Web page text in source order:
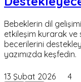
Bebeklerin dil
etkileşim kurarak ve
becerilerini
yazımızda keşfedin.
13 Şubat 2026 4